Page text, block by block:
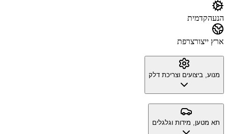
הנעהקדמית
ארץ ייצורצרפת
מנוע, ביצועים וצריכת דלק
תא מטען, מידות וגלגלים